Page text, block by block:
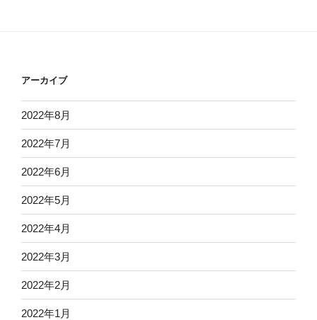
アーカイブ
2022年8月
2022年7月
2022年6月
2022年5月
2022年4月
2022年3月
2022年2月
2022年1月